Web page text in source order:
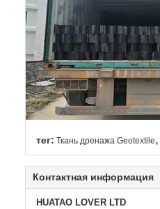
тег: Ткань дренажа Geotextile,
Контактная информация
HUATAO LOVER LTD